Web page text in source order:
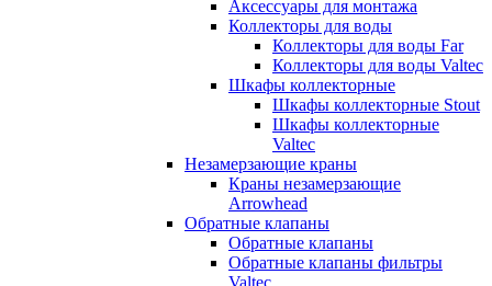
Аксессуары для монтажа
Коллекторы для воды
Коллекторы для воды Far
Коллекторы для воды Valtec
Шкафы коллекторные
Шкафы коллекторные Stout
Шкафы коллекторные
Valtec
Незамерзающие краны
Краны незамерзающие
Arrowhead
Обратные клапаны
Обратные клапаны
Обратные клапаны фильтры